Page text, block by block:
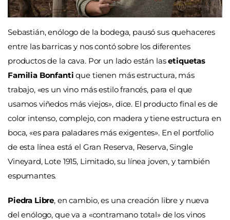
Sebastián, enólogo de la bodega, pausó sus quehaceres
entre las barricas y nos contó sobre los diferentes
productos de la cava. Por un lado están lasetiquetas
Familia Bonfantique tienen más estructura, más
trabajo, «es un vino más estilo francés, para el que
usamos viñedos más viejos», dice. El producto final es de
color intenso, complejo, con madera y tiene estructura en
boca, «es para paladares más exigentes». En el portfolio
de esta línea está el Gran Reserva, Reserva, Single
Vineyard, Lote 1915, Limitado, su línea joven, y también
espumantes.
Piedra Libre, en cambio, es una creación libre y nueva
del enólogo, que va a «contramano total» de los vinos